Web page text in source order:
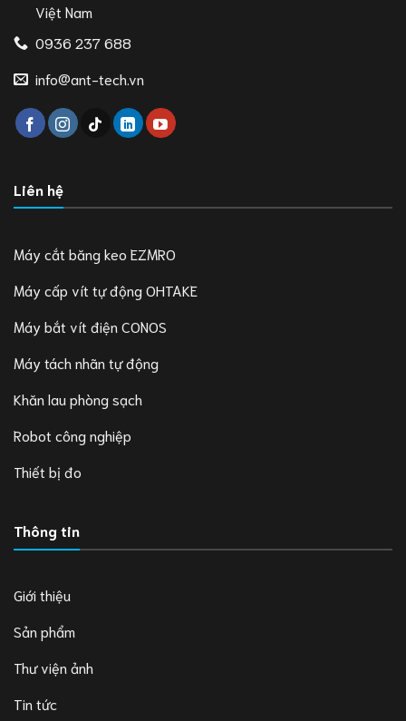
Việt Nam
0936 237 688
info@ant-tech.vn
Liên hệ
Máy cắt băng keo EZMRO
Máy cấp vít tự động OHTAKE
Máy bắt vít điện CONOS
Máy tách nhãn tự động
Khăn lau phòng sạch
Robot công nghiệp
Thiết bị đo
Thông tin
Giới thiệu
Sản phẩm
Thư viện ảnh
Tin tức